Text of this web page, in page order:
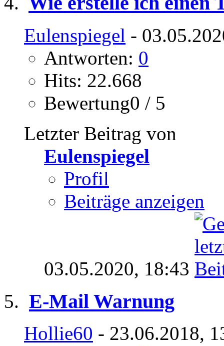
Eulenspiegel -
Antworten: 0
Hits: 22.668
Bewertung0 / 5
Letzter Beitrag von
Eulenspiegel
Profil
Beiträge anzeigen
03.05.2020, 18:43
E-Mail Warnung
Hollie60 - 23.06.2018,